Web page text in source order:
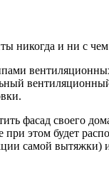
никогда и ни с
фасад своего
при этом будет
самой вытяжки)